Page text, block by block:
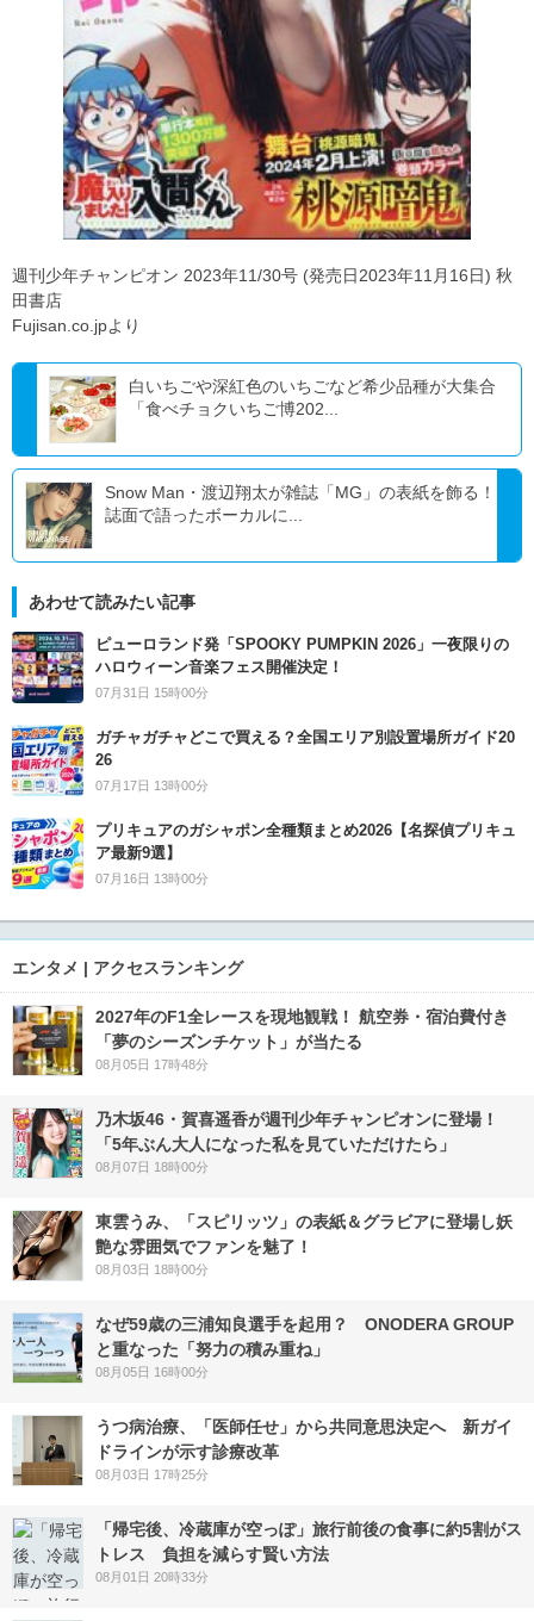
週刊少年チャンピオン 2023年11/30号 (発売日2023年11月16日) 秋
田書店
Fujisan.co.jpより
白いちごや深紅色のいちごなど希少品種が大集合
「食べチョクいちご博202...
Snow Man・渡辺翔太が雑誌「MG」の表紙を飾る！
誌面で語ったボーカルに...
あわせて読みたい記事
ピューロランド発「SPOOKY PUMPKIN 2026」一夜限りの
ハロウィーン音楽フェス開催決定！
07月31日 15時00分
ガチャガチャどこで買える？全国エリア別設置場所ガイド20
26
07月17日 13時00分
プリキュアのガシャポン全種類まとめ2026【名探偵プリキュ
ア最新9選】
07月16日 13時00分
エンタメ | アクセスランキング
2027年のF1全レースを現地観戦！ 航空券・宿泊費付き
「夢のシーズンチケット」が当たる
08月05日 17時48分
乃木坂46・賀喜遥香が週刊少年チャンピオンに登場！
「5年ぶん大人になった私を見ていただけたら」
08月07日 18時00分
東雲うみ、「スピリッツ」の表紙＆グラビアに登場し妖
艶な雰囲気でファンを魅了！
08月03日 18時00分
なぜ59歳の三浦知良選手を起用？ ONODERA GROUP
と重なった「努力の積み重ね」
08月05日 16時00分
うつ病治療、「医師任せ」から共同意思決定へ 新ガイ
ドラインが示す診療改革
08月03日 17時25分
「帰宅後、冷蔵庫が空っぽ」旅行前後の食事に約5割がス
トレス 負担を減らす賢い方法
08月01日 20時33分